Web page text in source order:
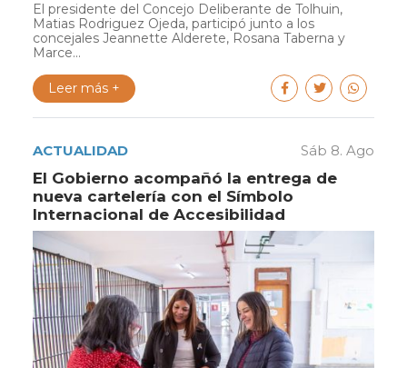
El presidente del Concejo Deliberante de Tolhuin,
Matias Rodriguez Ojeda, participó junto a los
concejales Jeannette Alderete, Rosana Taberna y
Marce...
Leer más +
ACTUALIDAD Sáb 8. Ago
El Gobierno acompañó la entrega de
nueva cartelería con el Símbolo
Internacional de Accesibilidad